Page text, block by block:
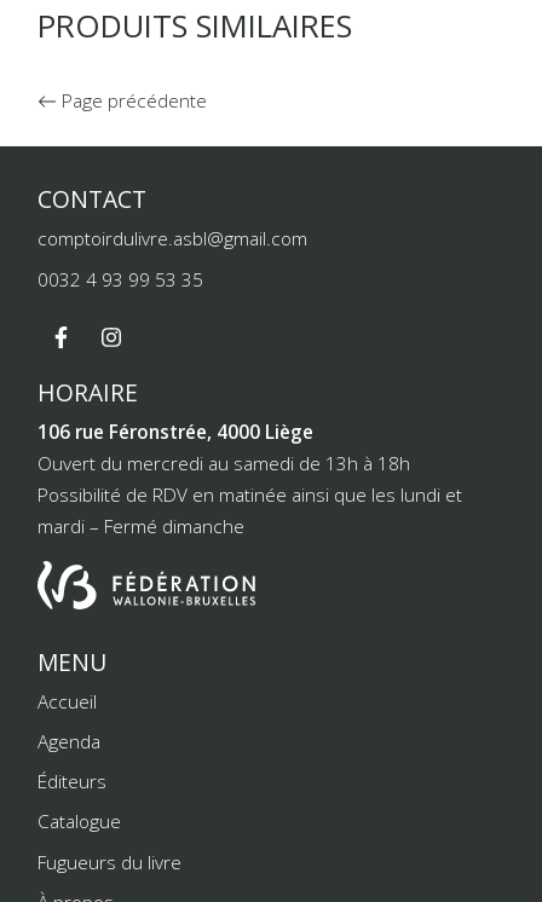
PRODUITS SIMILAIRES
Page précédente
CONTACT
comptoirdulivre.asbl@gmail.com
0032 4 93 99 53 35
HORAIRE
106 rue Féronstrée, 4000 Liège
Ouvert du mercredi au samedi de 13h à 18h
Possibilité de RDV en matinée ainsi que les lundi et
mardi – Fermé dimanche
MENU
Accueil
Agenda
Éditeurs
Catalogue
Fugueurs du livre